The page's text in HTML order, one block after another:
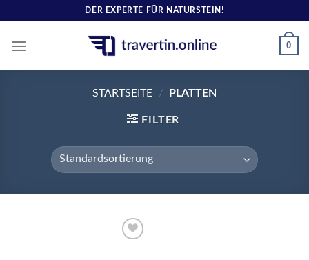
to
content
DER EXPERTE FÜR NATURSTEIN!
0
STARTSEITE / PLATTEN
FILTER